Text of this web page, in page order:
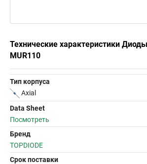
Технические характеристики Диоды
MUR110
Тип корпуса
Axial
Data Sheet
Посмотреть
Бренд
TOPDIODE
Срок поставки